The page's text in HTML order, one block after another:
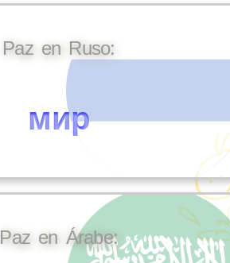
Paz en Ruso:
мир
Paz en Árabe: